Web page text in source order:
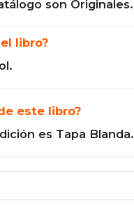
son Originales.
libro?
este libro?
es Tapa Blanda.